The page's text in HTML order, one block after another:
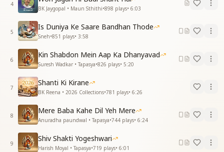
हर धड़कन दिल की देती दुआ तुजको
क्या से क्या बनाया आकर संगंमपे हमको
हर धड़कन दिल की देती दुआ तुजको
क्या से क्या बनाया आकर संगंमपे हमको
रूहों की राह दिखाने हमारी जरूरत बना दिया
रूहों की राह दिखाने हमारी जरूरत बना दिया
अपने ही जैसा हमको खूबसूरत बना दिया
खूबसूरत बना दिया
प्यारे बाबा ने हमको तपस्वी मूरत बना दिया
अपने ही जैसा हमको खूबसूरत बना दिया
खूबसूरत बना दिया
खूबसूरत बना दिया
—------------------------------------------
4
BK Jaygopal • Maun Sthithi•898 plays• 6:03
5
Is Duniya Ke Saare Bandhan Thode
Sneh•851 plays• 3:58
6
Kin Shabdon Mein Aap Ka Dhanyavad
Suresh Wadkar • Tapasya•826 plays• 5:20
7
Shanti Ki Kirane
BK Reena • 2026 Collections•781 plays• 6:26
8
Mere Baba Kahe Dil Yeh Mere
Anuradha paundwal • Tapasya•744 plays• 6:24
9
Shiv Shakti Yogeshwari
Harish Moyal • Tapasya•719 plays• 6:01